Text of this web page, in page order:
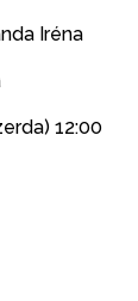
Iréna
12:00